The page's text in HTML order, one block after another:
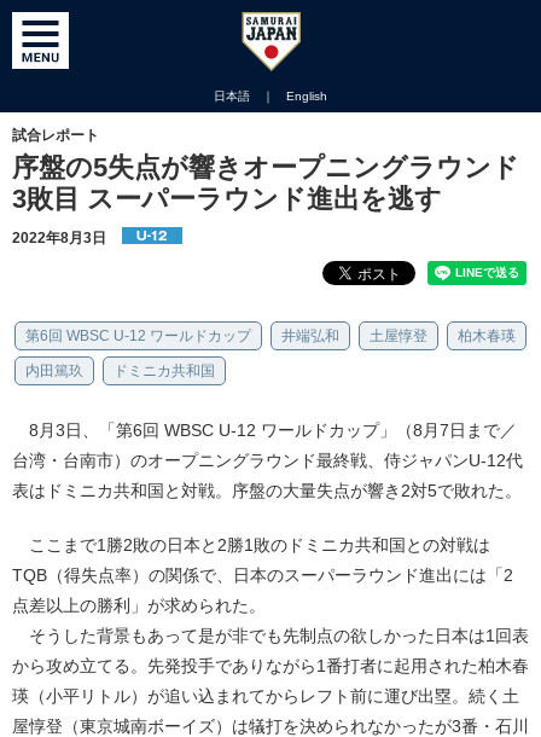
日本語 ｜ English
試合レポート
序盤の5失点が響きオープニングラウンド
3敗目 スーパーラウンド進出を逃す
2022年8月3日
第6回 WBSC U-12 ワールドカップ 井端弘和 土屋惇登 柏木春瑛
内田篤玖 ドミニカ共和国
8月3日、「第6回 WBSC U-12 ワールドカップ」（8月7日まで／
台湾・台南市）のオープニングラウンド最終戦、侍ジャパンU-12代
表はドミニカ共和国と対戦。序盤の大量失点が響き2対5で敗れた。
ここまで1勝2敗の日本と2勝1敗のドミニカ共和国との対戦は
TQB（得失点率）の関係で、日本のスーパーラウンド進出には「2
点差以上の勝利」が求められた。
そうした背景もあって是が非でも先制点の欲しかった日本は1回表
から攻め立てる。先発投手でありながら1番打者に起用された柏木春
瑛（小平リトル）が追い込まれてからレフト前に運び出塁。続く土
屋惇登（東京城南ボーイズ）は犠打を決められなかったが3番・石川